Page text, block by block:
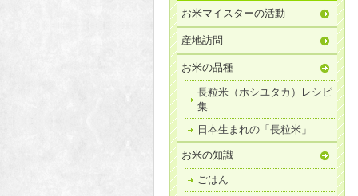
お米マイスターの活動
産地訪問
お米の品種
長粒米（ホシユタカ）レシピ
集
日本生まれの「長粒米」
お米の知識
ごはん